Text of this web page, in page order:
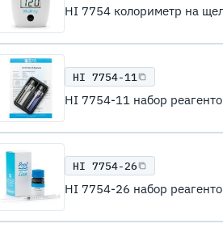
HI 7754 колориметр на
HI 7754-11
HI 7754-11 набор
HI 7754-26
HI 7754-26 набор